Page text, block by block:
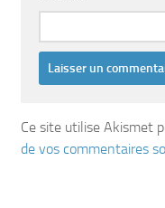
Ce site utilise Akismet
de vos commentaires